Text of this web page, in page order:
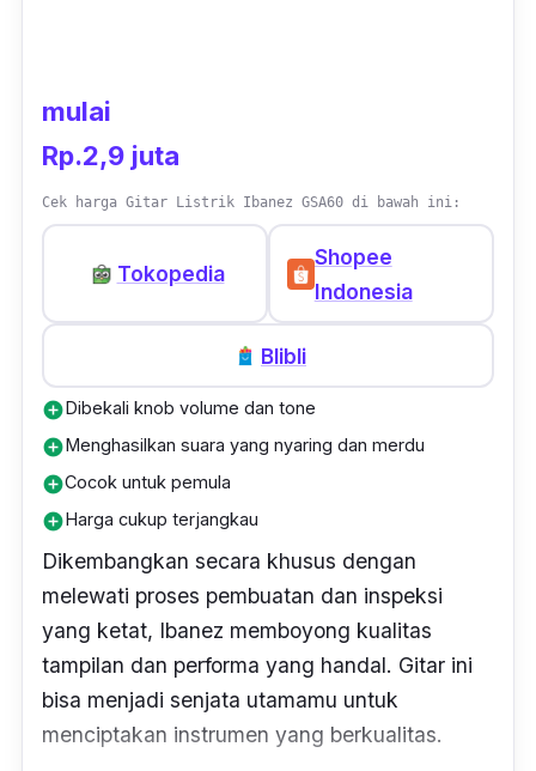
Vintage
klasik sekaligus menawarkan kesan yang
mengaum ketika didorong hingga batasnya.
mulai
Rp.2,9 juta
Cek harga Gitar Listrik Ibanez GSA60 di bawah ini:
Tokopedia
Shopee
Indonesia
Blibli
add_circleDibekali knob volume dan tone
add_circleMenghasilkan suara yang nyaring dan merdu
add_circleCocok untuk pemula
add_circleHarga cukup terjangkau
Dikembangkan secara khusus dengan
melewati proses pembuatan dan inspeksi
yang ketat, Ibanez memboyong kualitas
tampilan dan performa yang handal. Gitar ini
bisa menjadi senjata utamamu untuk
menciptakan instrumen yang berkualitas.